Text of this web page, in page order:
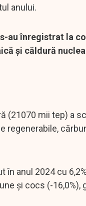
anului.
au înregistrat la
și căldură
(21070 mii tep) a
regenerabile,
anul 2024 cu
și cocs (-